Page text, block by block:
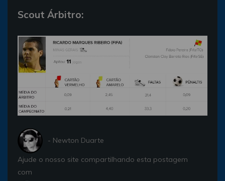
Scout Árbitro:
- Newton Duarte
Ajude o nosso site compartilhando esta postagem
com